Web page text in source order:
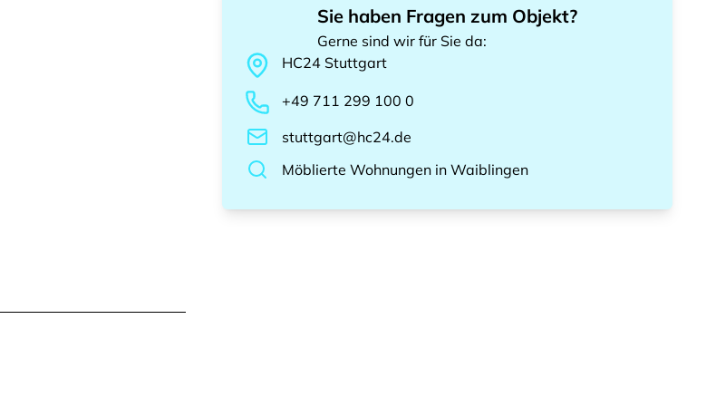
Sie haben Fragen zum Objekt?
Gerne sind wir für Sie da:
HC24 Stuttgart
+49 711 299 100 0
stuttgart@hc24.de
Möblierte Wohnungen inWaiblingen